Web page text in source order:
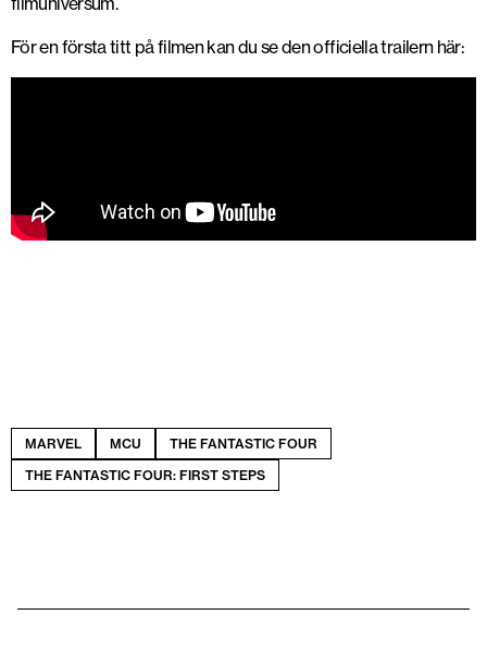
För en första titt på filmen kan du se den officiella trailern här:
MARVEL MCU
THE FANTASTIC FOUR
THE FANTASTIC FOUR: FIRST STEPS